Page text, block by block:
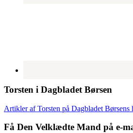
Torsten i Dagbladet Børsen
Artikler af Torsten på Dagbladet Børsens
Få Den Velklædte Mand på e-